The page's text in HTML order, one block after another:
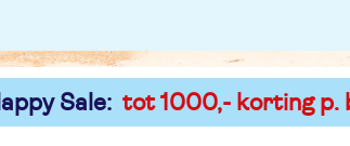
Sale: tot 1000,- korting p.